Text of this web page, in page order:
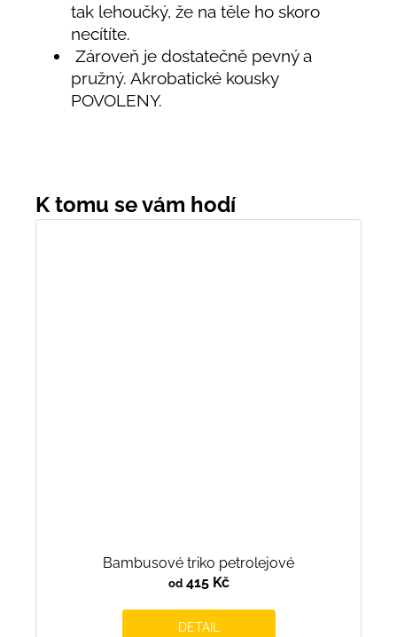
tak lehoučký, že na těle ho skoro
necítíte.
Zároveň je dostatečně pevný a
pružný. Akrobatické kousky
POVOLENY.
Bambusové triko petrolejové
od415 Kč
DETAIL